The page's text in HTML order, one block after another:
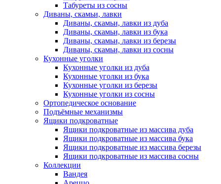
Табуреты из сосны
Диваны, скамьи, лавки
Диваны, скамьи, лавки из дуба
Диваны, скамьи, лавки из бука
Диваны, скамьи, лавки из березы
Диваны, скамьи, лавки из сосны
Кухонные уголки
Кухонные уголки из дуба
Кухонные уголки из бука
Кухонные уголки из березы
Кухонные уголки из сосны
Ортопедическое основание
Подъёмные механизмы
Ящики подкроватные
Ящики подкроватные из массива дуба
Ящики подкроватные из массива бука
Ящики подкроватные из массива березы
Ящики подкроватные из массива сосны
Коллекции
Вандея